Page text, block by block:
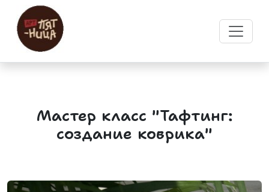
Мастер класс "Тафтинг:
создание коврика"